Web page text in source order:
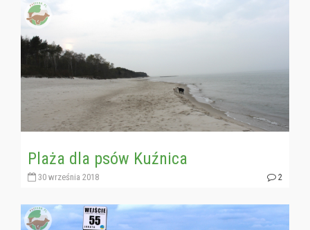
Plaża dla psów Kuźnica
30 września 2018 2